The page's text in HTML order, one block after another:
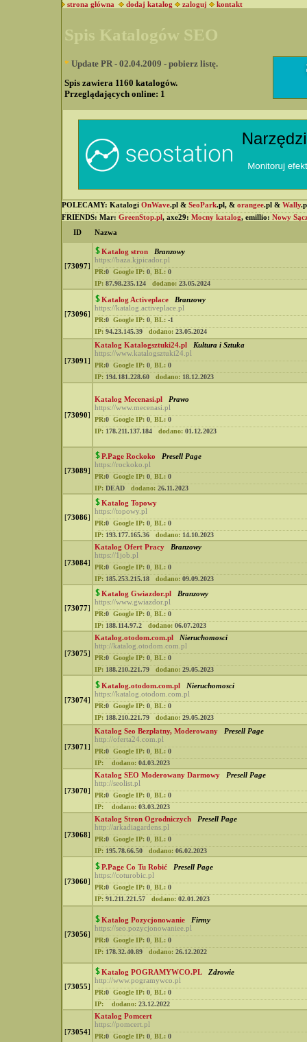
strona główna dodaj katalog zaloguj kontakt
Spis Katalogów SEO
* Update PR - 02.04.2009 - pobierz listę.
Spis zawiera 1160 katalogów.
Przeglądających online: 1
POLECAMY: Katalogi OnWave.pl & SeoPark.pl, & orangee.pl & Wally
FRIENDS: Mar: GreenStop.pl, axe29: Mocny katalog, emillio: Nowy
ID
Nazwa
[73097]
Katalog stron
Branzowy
https://baza.kjpicador.pl
PR:0 Google IP: 0 BL: 0
IP: 87.98.235.124 dodano: 23.05.2024
[73096]
Katalog Activeplace
Branzowy
https://katalog.activeplace.pl
PR:0 Google IP: 0 BL: -1
IP: 94.23.145.39 dodano: 23.05.2024
[73091]
Katalog Katalogsztuki24.pl
Kultura i Sztuka
https://www.katalogsztuki24.pl
PR:0 Google IP: 0 BL: 0
IP: 194.181.228.60 dodano: 18.12.2023
[73090]
Katalog Mecenasi.pl
Prawo
https://www.mecenasi.pl
PR:0 Google IP: 0 BL: 0
IP: 178.211.137.184 dodano: 01.12.2023
[73089]
P.Page Rockoko
Presell Page
https://rockoko.pl
PR:0 Google IP: 0 BL: 0
IP: DEAD dodano: 26.11.2023
[73086]
Katalog Topowy
https://topowy.pl
PR:0 Google IP: 0 BL: 0
IP: 193.177.165.36 dodano: 14.10.2023
[73084]
Katalog Ofert Pracy
Branzowy
https://1job.pl
PR:0 Google IP: 0 BL: 0
IP: 185.253.215.18 dodano: 09.09.2023
[73077]
Katalog Gwiazdor.pl
Branzowy
https://www.gwiazdor.pl
PR:0 Google IP: 0 BL: 0
IP: 188.114.97.2 dodano: 06.07.2023
[73075]
Katalog.otodom.com.pl
Nieruchomosci
http://katalog.otodom.com.pl
PR:0 Google IP: 0 BL: 0
IP: 188.210.221.79 dodano: 29.05.2023
[73074]
Katalog.otodom.com.pl
Nieruchomosci
https://katalog.otodom.com.pl
PR:0 Google IP: 0 BL: 0
IP: 188.210.221.79 dodano: 29.05.2023
[73071]
Katalog Seo Bezpłatny, Moderowany
Presell Page
http://oferta24.com.pl
PR:0 Google IP: 0 BL: 0
IP:
dodano: 04.03.2023
[73070]
Katalog SEO Moderowany Darmowy
Presell Page
http://seolist.pl
PR:0 Google IP: 0 BL: 0
IP:
dodano: 03.03.2023
[73068]
Katalog Stron Ogrodniczych
Presell Page
http://arkadiagardens.pl
PR:0 Google IP: 0 BL: 0
IP: 195.78.66.50 dodano: 06.02.2023
[73060]
P.Page Co Tu Robić
Presell Page
https://coturobic.pl
PR:0 Google IP: 0 BL: 0
IP: 91.211.221.57 dodano: 02.01.2023
[73056]
Katalog Pozycjonowanie
Firmy
https://seo.pozycjonowaniee.pl
PR:0 Google IP: 0 BL: 0
IP: 178.32.40.89 dodano: 26.12.2022
[73055]
Katalog POGRAMYWCO.PL
Zdrowie
http://www.pogramywco.pl
PR:0 Google IP: 0 BL: 0
IP:
dodano: 23.12.2022
[73054]
Katalog Pomcert
https://pomcert.pl
PR:0 Google IP: 0 BL: 0